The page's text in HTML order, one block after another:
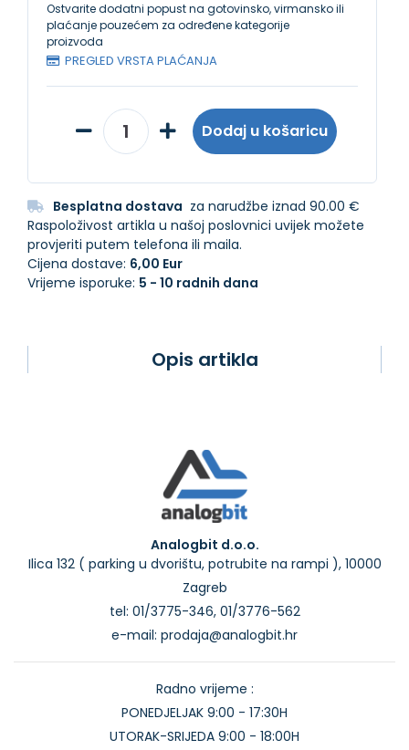
Ostvarite dodatni popust na gotovinsko, virmansko ili
plaćanje pouzećem za određene kategorije
proizvoda
PREGLED VRSTA PLAĆANJA
Dodaj u košaricu
Besplatna dostava za narudžbe iznad 90.00 €
Raspoloživost artikla u našoj poslovnici uvijek možete
provjeriti putem telefona ili maila.
Cijena dostave: 6,00 Eur
Vrijeme isporuke: 5 - 10 radnih dana
Opis artikla
Analogbit d.o.o.
Ilica 132 ( parking u dvorištu, potrubite na rampi ), 10000
Zagreb
tel: 01/3775-346, 01/3776-562
e-mail: prodaja@analogbit.hr
Radno vrijeme :
PONEDJELJAK 9:00 - 17:30H
UTORAK-SRIJEDA 9:00 - 18:00H